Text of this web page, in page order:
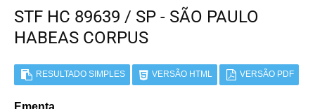
STF HC 89639 / SP - SÃO PAULO
HABEAS CORPUS
RESULTADO SIMPLES VERSÃO HTML VERSÃO PDF